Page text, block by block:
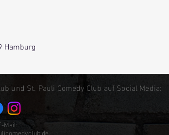
Hamburg
und St. Pauli Comedy Club auf Social Media:
Mail: